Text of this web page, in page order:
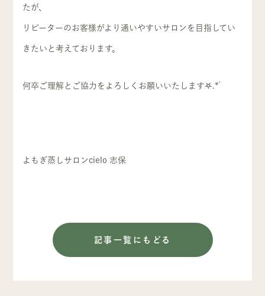
たが、
リピーターのお客様がより通いやすいサロンを目指してい
きたいと考えております。
何卒ご理解とご協力をよろしくお願いいたします‪𖤐.*ﾟ
よもぎ蒸しサロンcielo 志保
記事一覧にもどる